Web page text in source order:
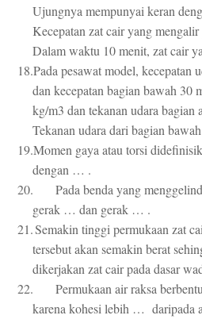
Ujungnya mempunyai keran
Kecepatan zat cair yang
Dalam waktu 10 menit, zat cair
18.Pada pesawat model, kecepatan
dan kecepatan bagian bawah 30
kg/m3 dan tekanan udara bagian
Tekanan udara dari bagian
19.Momen gaya atau torsi
dengan … .
20.
Pada benda yang
gerak … dan gerak … .
21.Semakin tinggi permukaan zat
tersebut akan semakin berat
dikerjakan zat cair pada dasar
22.
Permukaan air raksa
karena kohesi lebih … daripada